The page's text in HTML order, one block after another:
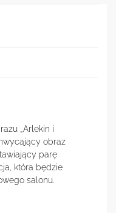
„Arlekin i
obraz
parę
która będzie
salonu.